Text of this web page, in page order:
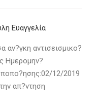
Ευαγγελία
αντισεισμικο?
Ημερομην?
12/2019
απ?ντηση